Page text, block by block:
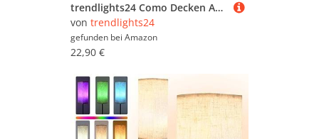
trendlights24 Como Decken Aufbauleuchte Deckenleuchte GU10 230V Schwarz/Gold Deckenstrahler - 110 mm - Deckenlampe LED 7W dimmbar Warmweiß
von trendlights24
gefunden bei Amazon
22,90 €